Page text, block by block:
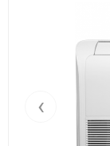
‹